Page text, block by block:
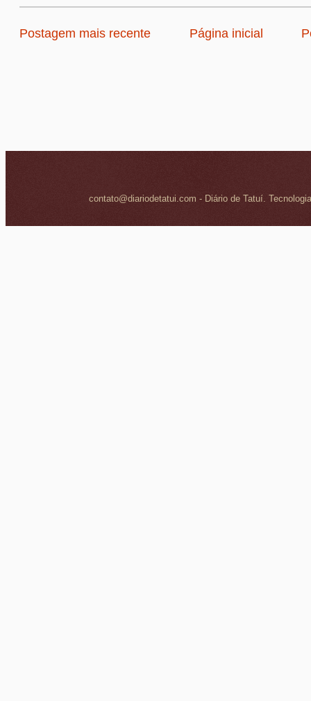
Postagem mais recente Página inicial
contato@diariodetatui.com - Diário de Tatuí.